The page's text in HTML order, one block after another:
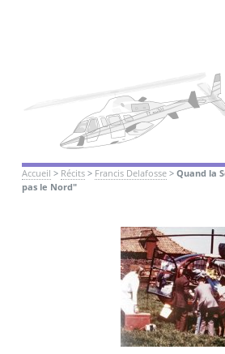
Accueil > Récits> Francis Delafosse> Quand la
pas le Nord"